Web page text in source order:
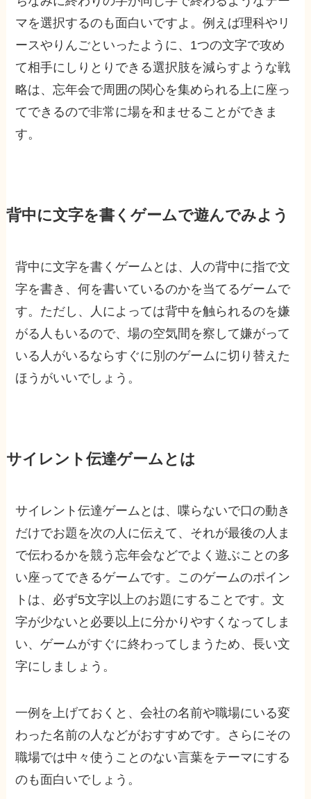
マを選択するのも面白いですよ。例えば理科やリ
ースやりんごといったように、1つの文字で攻め
て相手にしりとりできる選択肢を減らすような戦
略は、忘年会で周囲の関心を集められる上に座っ
てできるので非常に場を和ませることができま
す。
背中に文字を書くゲームで遊んでみよう
背中に文字を書くゲームとは、人の背中に指で文
字を書き、何を書いているのかを当てるゲームで
す。ただし、人によっては背中を触られるのを嫌
がる人もいるので、場の空気間を察して嫌がって
いる人がいるならすぐに別のゲームに切り替えた
ほうがいいでしょう。
サイレント伝達ゲームとは
サイレント伝達ゲームとは、喋らないで口の動き
だけでお題を次の人に伝えて、それが最後の人ま
で伝わるかを競う忘年会などでよく遊ぶことの多
い座ってできるゲームです。このゲームのポイン
トは、必ず5文字以上のお題にすることです。文
字が少ないと必要以上に分かりやすくなってしま
い、ゲームがすぐに終わってしまうため、長い文
字にしましょう。
一例を上げておくと、会社の名前や職場にいる変
わった名前の人などがおすすめです。さらにその
職場では中々使うことのない言葉をテーマにする
のも面白いでしょう。